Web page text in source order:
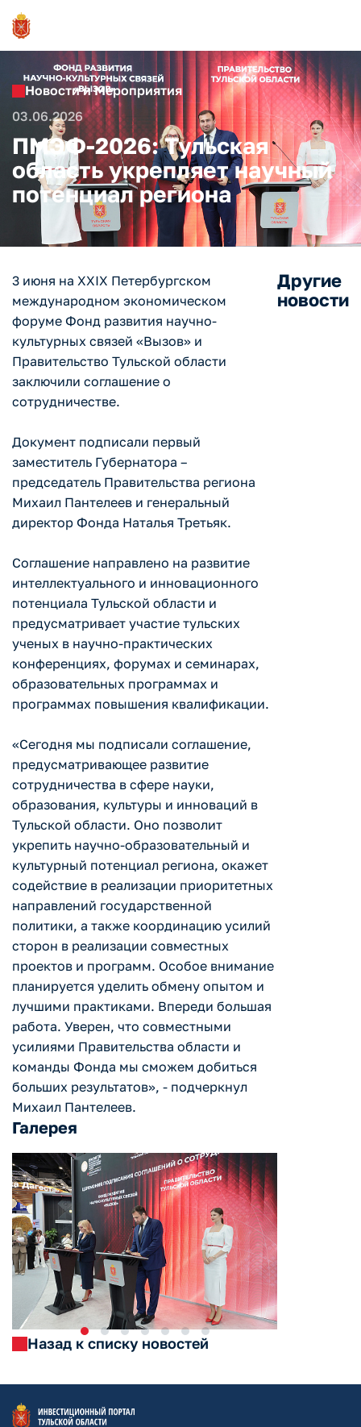
Новости и Мероприятия
03.06.2026
ПМЭФ-2026: Тульская
область укрепляет научный
потенциал региона
3 июня на XXIX Петербургском
международном экономическом
форуме Фонд развития научно-
культурных связей «Вызов» и
Правительство Тульской области
заключили соглашение о
сотрудничестве.
Документ подписали первый
заместитель Губернатора –
председатель Правительства региона
Михаил Пантелеев и генеральный
директор Фонда Наталья Третьяк.
Соглашение направлено на развитие
интеллектуального и инновационного
потенциала Тульской области и
предусматривает участие тульских
ученых в научно-практических
конференциях, форумах и семинарах,
образовательных программах и
программах повышения квалификации.
«Сегодня мы подписали соглашение,
предусматривающее развитие
сотрудничества в сфере науки,
образования, культуры и инноваций в
Тульской области. Оно позволит
укрепить научно-образовательный и
культурный потенциал региона, окажет
содействие в реализации приоритетных
направлений государственной
политики, а также координацию усилий
сторон в реализации совместных
проектов и программ. Особое внимание
планируется уделить обмену опытом и
лучшими практиками. Впереди большая
работа. Уверен, что совместными
усилиями Правительства области и
команды Фонда мы сможем добиться
больших результатов», - подчеркнул
Михаил Пантелеев.
Галерея
Назад к списку новостей
Другие
новости